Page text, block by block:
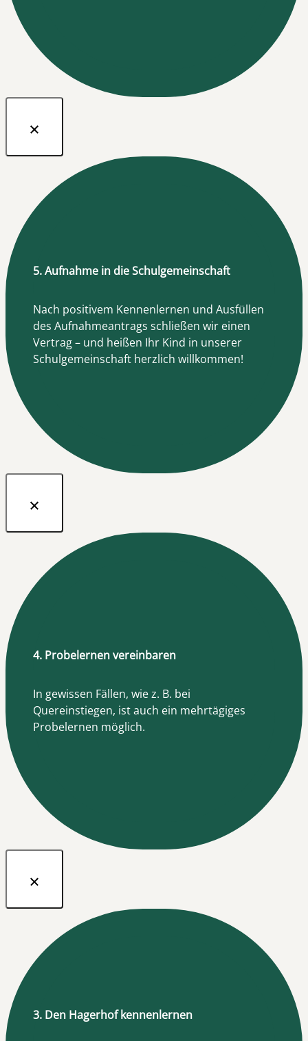
5. Aufnahme in die Schulgemeinschaft
Nach positivem Kennenlernen und Ausfüllen
des Aufnahmeantrags schließen wir einen
Vertrag – und heißen Ihr Kind in unserer
Schulgemeinschaft herzlich willkommen!
4. Probelernen vereinbaren
In gewissen Fällen, wie z. B. bei
Quereinstiegen, ist auch ein mehrtägiges
Probelernen möglich.
3. Den Hagerhof kennenlernen